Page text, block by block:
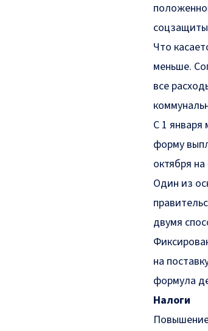
Что
меньше.
все
С 1
форму
октября
Один из
двумя
на
формула
Налоги